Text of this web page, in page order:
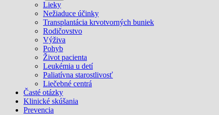
Lieky
Nežiaduce účinky
Transplantácia krvotvorných buniek
Rodičovstvo
Výživa
Pohyb
Život pacienta
Leukémia u detí
Paliatívna starostlivosť
Liečebné centrá
Časté otázky
Klinické skúšania
Prevencia